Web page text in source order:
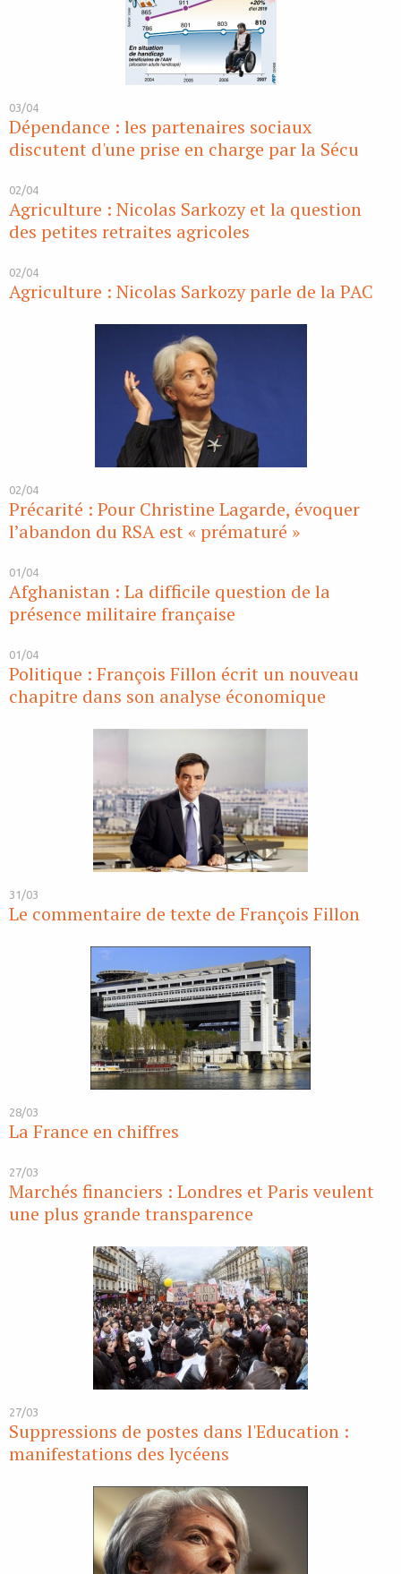
03/04
Dépendance : les partenaires sociaux
discutent d'une prise en charge par la Sécu
02/04
Agriculture : Nicolas Sarkozy et la question
des petites retraites agricoles
02/04
Agriculture : Nicolas Sarkozy parle de la PAC
02/04
Précarité : Pour Christine Lagarde, évoquer
l’abandon du RSA est « prématuré »
01/04
Afghanistan : La difficile question de la
présence militaire française
01/04
Politique : François Fillon écrit un nouveau
chapitre dans son analyse économique
31/03
Le commentaire de texte de François Fillon
28/03
La France en chiffres
27/03
Marchés financiers : Londres et Paris veulent
une plus grande transparence
27/03
Suppressions de postes dans l'Education :
manifestations des lycéens